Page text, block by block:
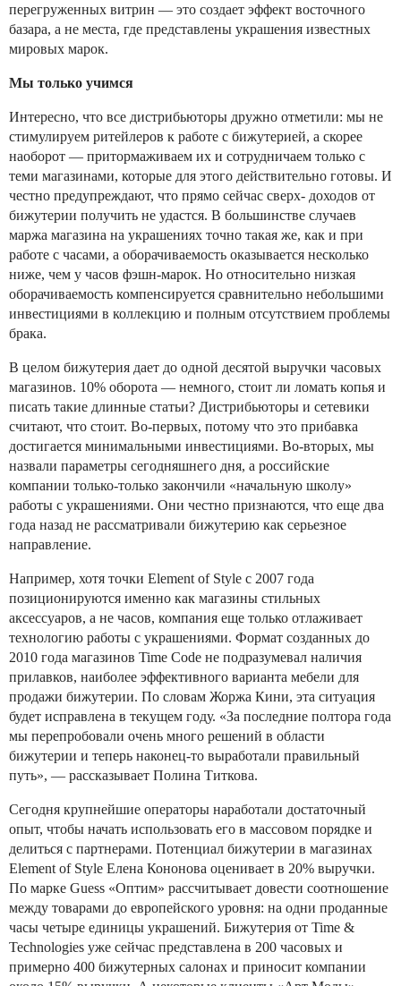
перегруженных витрин — это создает эффект восточного
базара, а не места, где представлены украшения известных
мировых марок.
Мы только учимся
Интересно, что все дистрибьюторы дружно отметили: мы не
стимулируем ритейлеров к работе с бижутерией, а скорее
наоборот — притормаживаем их и сотрудничаем только с
теми магазинами, которые для этого действительно готовы. И
честно предупреждают, что прямо сейчас сверх- доходов от
бижутерии получить не удастся. В большинстве случаев
маржа магазина на украшениях точно такая же, как и при
работе с часами, а оборачиваемость оказывается несколько
ниже, чем у часов фэшн-марок. Но относительно низкая
оборачиваемость компенсируется сравнительно небольшими
инвестициями в коллекцию и полным отсутствием проблемы
брака.
В целом бижутерия дает до одной десятой выручки часовых
магазинов. 10% оборота — немного, стоит ли ломать копья и
писать такие длинные статьи? Дистрибьюторы и сетевики
считают, что стоит. Во-первых, потому что это прибавка
достигается минимальными инвестициями. Во-вторых, мы
назвали параметры сегодняшнего дня, а российские
компании только-только закончили «начальную школу»
работы с украшениями. Они честно признаются, что еще два
года назад не рассматривали бижутерию как серьезное
направление.
Например, хотя точки Element of Style с 2007 года
позиционируются именно как магазины стильных
аксессуаров, а не часов, компания еще только отлаживает
технологию работы с украшениями. Формат созданных до
2010 года магазинов Time Code не подразумевал наличия
прилавков, наиболее эффективного варианта мебели для
продажи бижутерии. По словам Жоржа Кини, эта ситуация
будет исправлена в текущем году. «За последние полтора года
мы перепробовали очень много решений в области
бижутерии и теперь наконец-то выработали правильный
путь», — рассказывает Полина Титкова.
Сегодня крупнейшие операторы наработали достаточный
опыт, чтобы начать использовать его в массовом порядке и
делиться с партнерами. Потенциал бижутерии в магазинах
Element of Style Елена Кононова оценивает в 20% выручки.
По марке Guess «Оптим» рассчитывает довести соотношение
между товарами до европейского уровня: на одни проданные
часы четыре единицы украшений. Бижутерия от Time &
Technologies уже сейчас представлена в 200 часовых и
примерно 400 бижутерных салонах и приносит компании